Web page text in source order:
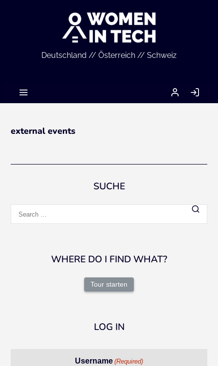
Deutschland // Österreich // Schweiz
MEIN
ACCOUNT
IN
external events
SUCHE
for:
WHERE DO I FIND WHAT?
Tour starten
LOG IN
Username (Required)